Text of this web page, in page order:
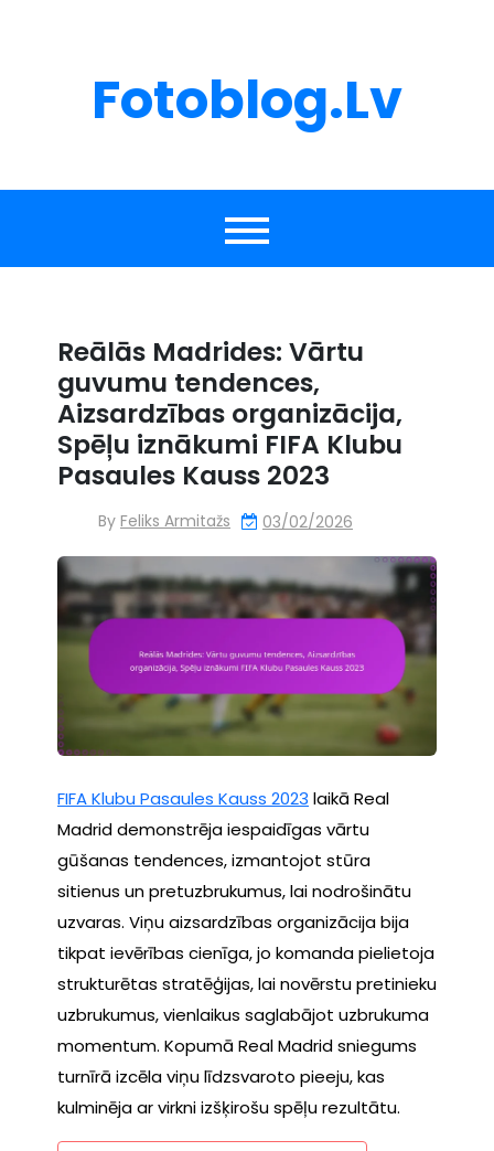
Fotoblog.lv
Reālās Madrides: Vārtu
guvumu tendences,
Aizsardzības organizācija,
Spēļu iznākumi FIFA Klubu
Pasaules Kauss 2023
By Feliks Armitažs 03/02/2026
FIFA Klubu Pasaules Kauss 2023 laikā Real
Madrid demonstrēja iespaidīgas vārtu
gūšanas tendences, izmantojot stūra
sitienus un pretuzbrukumus, lai nodrošinātu
uzvaras. Viņu aizsardzības organizācija bija
tikpat ievērības cienīga, jo komanda pielietoja
strukturētas stratēģijas, lai novērstu pretinieku
uzbrukumus, vienlaikus saglabājot uzbrukuma
momentum. Kopumā Real Madrid sniegums
turnīrā izcēla viņu līdzsvaroto pieeju, kas
kulminēja ar virkni izšķirošu spēļu rezultātu.